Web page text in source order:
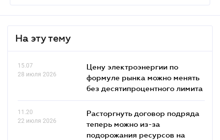
На эту тему
15.07
28 июля 2026
Цену электроэнергии по
формуле рынка можно менять
без десятипроцентного лимита
11.20
22 июля 2026
Расторгнуть договор подряда
теперь можно из-за
подорожания ресурсов на